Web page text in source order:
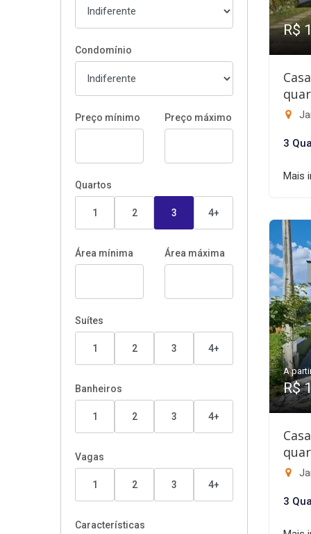
Condomínio
Preço mínimo Preço máximo
Quartos
1 2 3 4+
Área mínima Área máxima
Suítes
1 2 3 4+
Banheiros
1 2 3 4+
Vagas
1 2 3 4+
Características
R$
3
Mais
A
R$
3